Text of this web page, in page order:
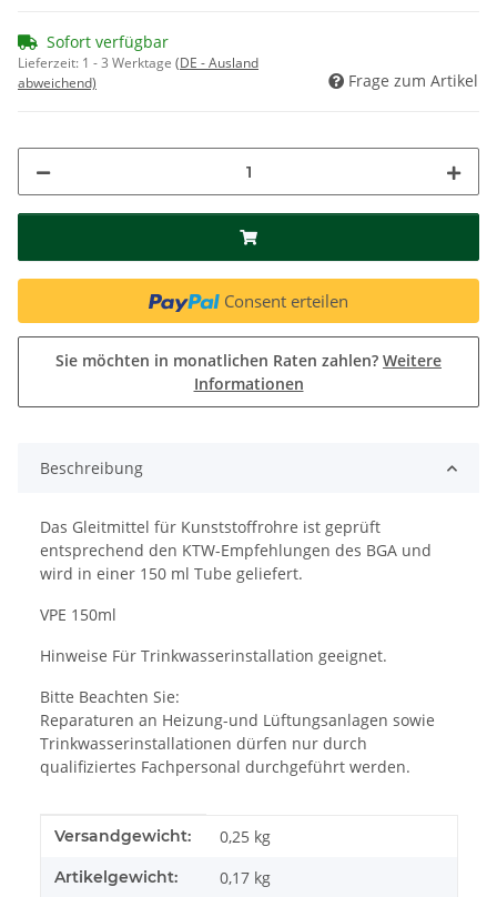
Sofort verfügbar
Lieferzeit: 1 - 3 Werktage (DE - Ausland
abweichend)
Frage zum Artikel
Consent erteilen
Sie möchten in monatlichen Raten zahlen? Weitere
Informationen
Beschreibung
Das Gleitmittel für Kunststoffrohre ist geprüft
entsprechend den KTW-Empfehlungen des BGA und
wird in einer 150 ml Tube geliefert.
VPE 150ml
Hinweise Für Trinkwasserinstallation geeignet.
Bitte Beachten Sie:
Reparaturen an Heizung-und Lüftungsanlagen sowie
Trinkwasserinstallationen dürfen nur durch
qualifiziertes Fachpersonal durchgeführt werden.
Produkteigenschaft
Wert
Versandgewicht: 0,25 kg
Artikelgewicht: 0,17 kg